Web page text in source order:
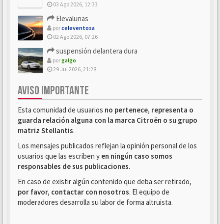
03 Ago 2026, 12:33
Elevalunas
porceleventosa
02 Ago 2026, 07:26
suspensión delantera dura
porgalgo
29 Jul 2026, 21:28
AVISO IMPORTANTE
Esta comunidad de usuarios no pertenece, representa o
guarda relación alguna con la marca Citroën o su grupo
matriz Stellantis.
Los mensajes publicados reflejan la opinión personal de los
usuarios que las escriben y en ningún caso somos
responsables de sus publicaciones.
En caso de existir algún contenido que deba ser retirado,
por favor, contactar con nosotros. El equipo de
moderadores desarrolla su labor de forma altruista.